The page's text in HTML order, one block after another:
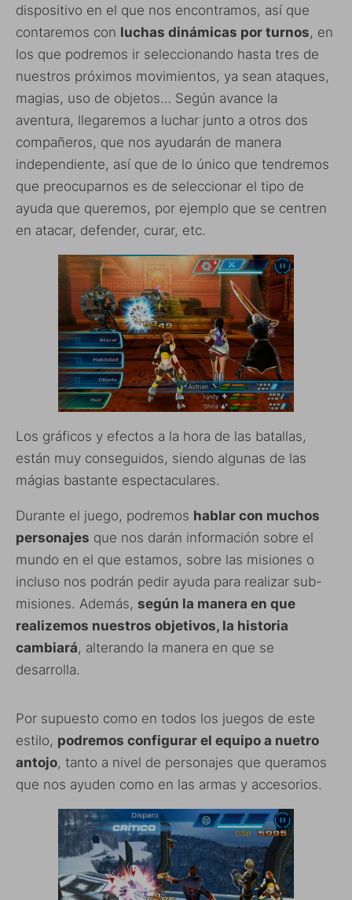
dispositivo en el que nos encontramos, así que
contaremos con luchas dinámicas por turnos, en
los que podremos ir seleccionando hasta tres de
nuestros próximos movimientos, ya sean ataques,
magias, uso de objetos… Según avance la
aventura, llegaremos a luchar junto a otros dos
compañeros, que nos ayudarán de manera
independiente, así que de lo único que tendremos
que preocuparnos es de seleccionar el tipo de
ayuda que queremos, por ejemplo que se centren
en atacar, defender, curar, etc.
Los gráficos y efectos a la hora de las batallas,
están muy conseguidos, siendo algunas de las
mágias bastante espectaculares.
Durante el juego, podremos hablar con muchos
personajes que nos darán información sobre el
mundo en el que estamos, sobre las misiones o
incluso nos podrán pedir ayuda para realizar sub-
misiones. Además, según la manera en que
realizemos nuestros objetivos, la historia
cambiará, alterando la manera en que se
desarrolla.
Por supuesto como en todos los juegos de este
estilo, podremos configurar el equipo a nuetro
antojo, tanto a nivel de personajes que queramos
que nos ayuden como en las armas y accesorios.